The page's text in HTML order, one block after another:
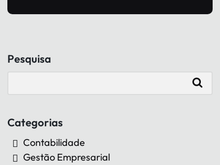
Pesquisa
Categorias
Contabilidade
Gestão Empresarial